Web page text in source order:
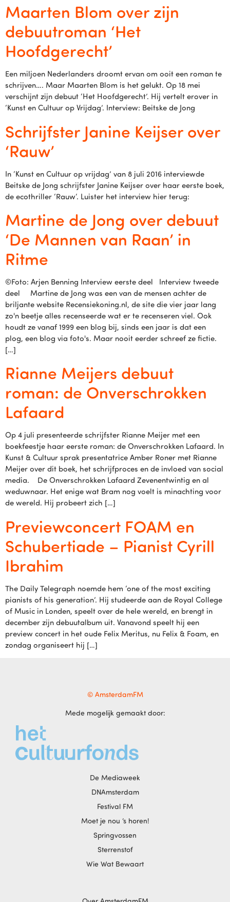
Maarten Blom over zijn
debuutroman ‘Het
Hoofdgerecht’
Een miljoen Nederlanders droomt ervan om ooit een roman te
schrijven…. Maar Maarten Blom is het gelukt. Op 18 mei
verschijnt zijn debuut ‘Het Hoofdgerecht’. Hij vertelt erover in
‘Kunst en Cultuur op Vrijdag’. Interview: Beitske de Jong
Schrijfster Janine Keijser over
‘Rauw’
In ‘Kunst en Cultuur op vrijdag’ van 8 juli 2016 interviewde
Beitske de Jong schrijfster Janine Keijser over haar eerste boek,
de ecothriller ‘Rauw‘. Luister het interview hier terug:
Martine de Jong over debuut
‘De Mannen van Raan’ in
Ritme
©Foto: Arjen Benning Interview eerste deel Interview tweede
deel Martine de Jong was een van de mensen achter de
briljante website Recensiekoning.nl, de site die vier jaar lang
zo'n beetje alles recenseerde wat er te recenseren viel. Ook
houdt ze vanaf 1999 een blog bij, sinds een jaar is dat een
plog, een blog via foto's. Maar nooit eerder schreef ze fictie.
[…]
Rianne Meijers debuut
roman: de Onverschrokken
Lafaard
Op 4 juli presenteerde schrijfster Rianne Meijer met een
boekfeestje haar eerste roman: de Onverschrokken Lafaard. In
Kunst & Cultuur sprak presentatrice Amber Roner met Rianne
Meijer over dit boek, het schrijfproces en de invloed van social
media. De Onverschrokken Lafaard Zevenentwintig en al
weduwnaar. Het enige wat Bram nog voelt is minachting voor
de wereld. Hij probeert zich […]
Previewconcert FOAM en
Schubertiade – Pianist Cyrill
Ibrahim
The Daily Telegraph noemde hem ‘one of the most exciting
pianists of his generation’. Hij studeerde aan de Royal College
of Music in Londen, speelt over de hele wereld, en brengt in
december zijn debuutalbum uit. Vanavond speelt hij een
preview concert in het oude Felix Meritus, nu Felix & Foam, en
zondag organiseert hij […]
© AmsterdamFM
Mede mogelijk gemaakt door:
De Mediaweek
DNAmsterdam
Festival FM
Moet je nou ‘s horen!
Springvossen
Sterrenstof
Wie Wat Bewaart